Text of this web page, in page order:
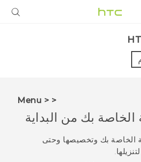
< < Menu
الخاصة بك من البداية
الخاصة بك وتخصيصها وحتى